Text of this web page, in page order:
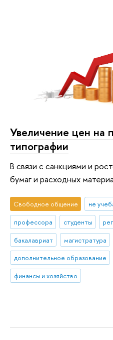
Увеличение цен на
типографии
В связи с санкциями и
бумаг и расходных
Свободное общение не
профессора
студенты
бакалавриат
магистратура
дополнительное образование
финансы и хозяйство